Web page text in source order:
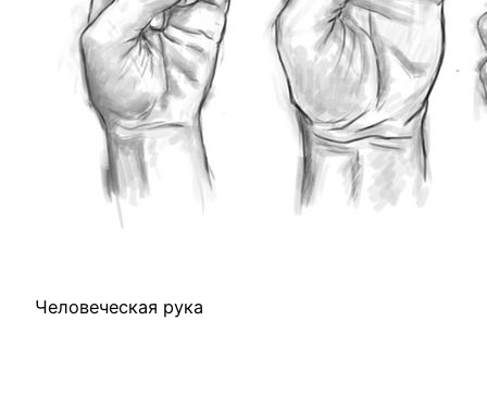
Человеческая рука